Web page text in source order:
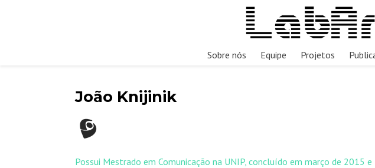
Sobre nós Equipe Projetos
João Knijinik
Possui Mestrado em Comunicação na UNIP, concluído em março de 2015